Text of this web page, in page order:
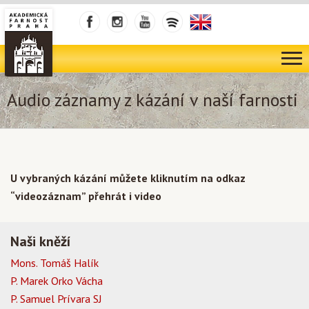
Audio záznamy z kázání v naší farnosti
U vybraných kázání můžete kliknutím na odkaz
“videozáznam” přehrát i video
Naši kněží
Mons. Tomáš Halík
P. Marek Orko Vácha
P. Samuel Prívara SJ